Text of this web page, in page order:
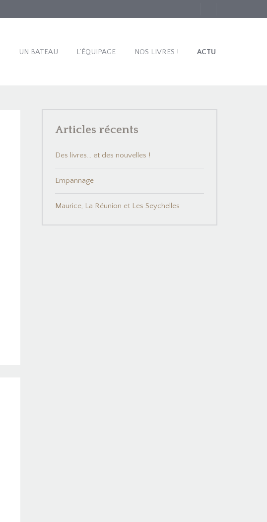
UN BATEAU L’ÉQUIPAGE NOS LIVRES ! ACTU
Articles récents
Des livres… et des nouvelles !
Empannage
Maurice, La Réunion et Les Seychelles